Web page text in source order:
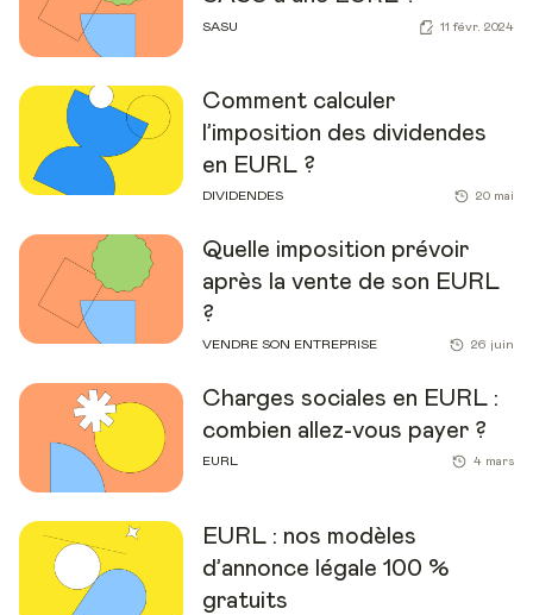
SASU 11 févr. 2024
Comment calculer
l’imposition des dividendes
en EURL ?
DIVIDENDES 20 mai
Quelle imposition prévoir
après la vente de son EURL
?
VENDRE SON ENTREPRISE 26 juin
Charges sociales en EURL :
combien allez-vous payer ?
EURL 4 mars
EURL : nos modèles
d’annonce légale 100 %
gratuits